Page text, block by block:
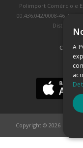
Polimport Comércio e
00.436.042/0008-46, IE
Distrito
Copyright © 2026
A